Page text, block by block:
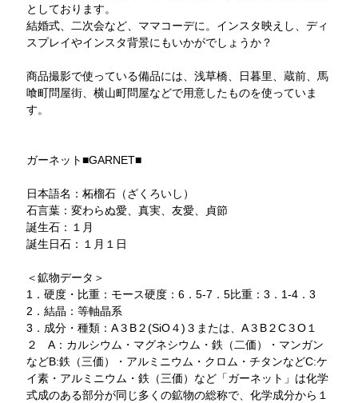
としております。
結婚式、二次会など、ママコーデに。インスタ映えし、ディ
スプレイやインスタ背景にもいかがでしょうか？
商品撮影で使っている備品には、浅草橋、日暮里、蔵前、馬
喰町問屋街、横山町問屋などで用意したものを使っていま
す。
ガーネット■GARNET■
日本語名：柘榴石（ざくろいし）
石言葉：変わらぬ愛、真実、友愛、貞節
誕生石：１月
誕生日石：１月１日
＜鉱物データ＞
1．硬度・比重：モース硬度：6．5-7．5比重：3．1-4．3
2．結晶：等軸晶系
3．成分・種類：A３B２(SiO４)３または、A３B２C３O１
２ A：カルシウム・マグネシウム・鉄（二価）・マンガン
などB:鉄（三価）・アルミニウム・クロム・チタンなどC:ケ
イ素・アルミニウム・鉄（三価）など「ガーネット」は化学
式成のある部分が同じ多くの鉱物の総称で、化学成分から１